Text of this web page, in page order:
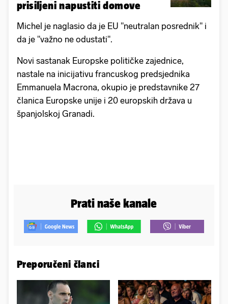
prisiljeni napustiti domove
Michel je naglasio da je EU "neutralan posrednik" i
da je "važno ne odustati".
Novi sastanak Europske političke zajednice,
nastale na inicijativu francuskog predsjednika
Emmanuela Macrona, okupio je predstavnike 27
članica Europske unije i 20 europskih država u
španjolskoj Granadi.
Prati naše kanale
Preporučeni članci